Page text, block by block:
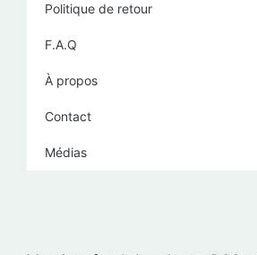
Politique de retour
F.A.Q
À propos
Contact
Médias